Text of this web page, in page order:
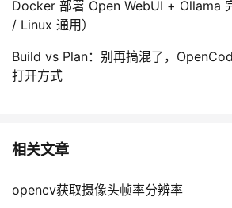
Docker 部署 Open WebUI + Ollama
/ Linux 通用）
Build vs Plan：别再搞混了，
打开方式
相关文章
opencv获取摄像头帧率分辨率